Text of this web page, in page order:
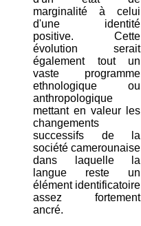
marginalité à celui
d'une identité
positive. Cette
évolution serait
également tout un
vaste programme
ethnologique ou
anthropologique
mettant en valeur les
changements
successifs de la
société camerounaise
dans laquelle la
langue reste un
élément identificatoire
assez fortement
ancré.